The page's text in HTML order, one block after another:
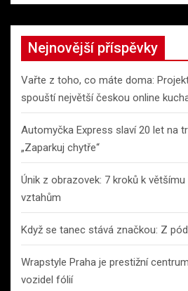
a
r
h
Nejnovější příspěvky
Vařte z toho, co máte doma:
spouští největší českou online
Automyčka Express slaví 20 let na
„Zaparkuj chytře“
Únik z obrazovek: 7 kroků k
vztahům
Když se tanec stává značkou: Z
Wrapstyle Praha je prestižní
vozidel fólií